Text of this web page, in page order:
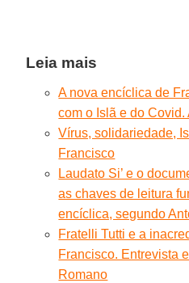
Leia mais
A nova encíclica de
com o Islã e do
Vírus, solidariedade,
Francisco
Laudato Si’ e o
as chaves de leitura
encíclica, segundo
Fratelli Tutti e a
Francisco. Entrevista
Romano